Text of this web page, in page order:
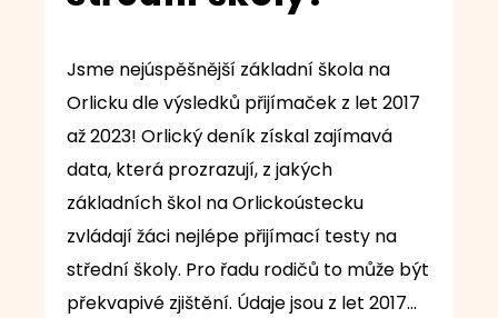
Jsme nejúspěšnější základní škola na
Orlicku dle výsledků přijímaček z let 2017
až 2023! Orlický deník získal zajímavá
data, která prozrazují, z jakých
základních škol na Orlickoústecku
zvládají žáci nejlépe přijímací testy na
střední školy. Pro řadu rodičů to může být
překvapivé zjištění. Údaje jsou z let 2017…